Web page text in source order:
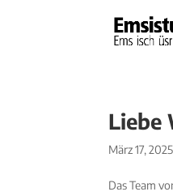
Liebe
März 17, 2025
Das Team